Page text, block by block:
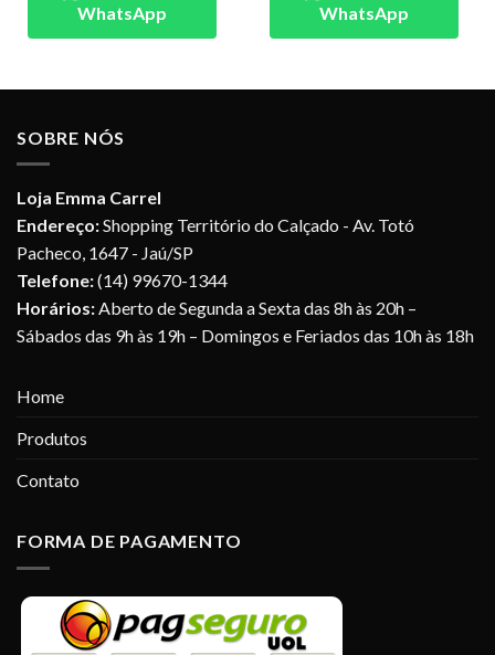
WhatsApp
WhatsApp
SOBRE NÓS
Loja Emma Carrel
Endereço:Shopping Território do Calçado - Av. Totó
Pacheco, 1647 - Jaú/SP
Telefone:(14) 99670-1344
Horários:Aberto de Segunda a Sexta das 8h às 20h –
Sábados das 9h às 19h – Domingos e Feriados das 10h às 18h
Home
Produtos
Contato
FORMA DE PAGAMENTO